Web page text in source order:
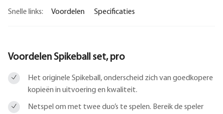
Snelle links: Voordelen Specificaties
Voordelen Spikeball set, pro
Het originele Spikeball, onderscheid zich van goedkopere
kopieën in uitvoering en kwaliteit.
Netspel om met twee duo’s te spelen. Bereik de speler